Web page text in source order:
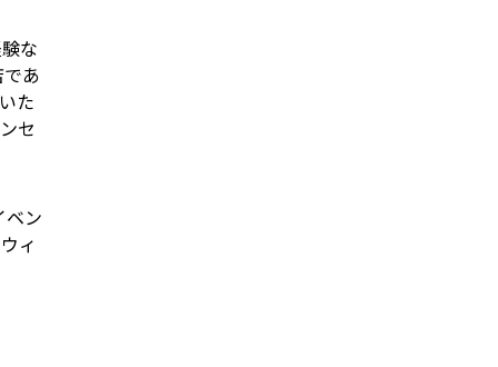
な
あ
た
セ
ベン
ィ